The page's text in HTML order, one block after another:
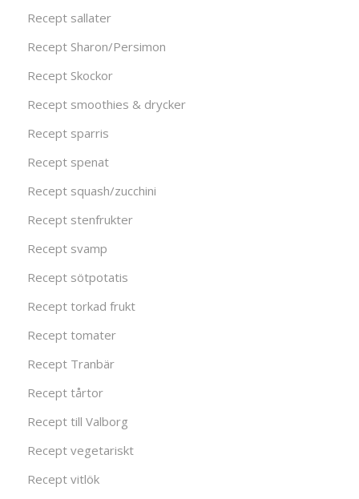
Recept sallater
Recept Sharon/Persimon
Recept Skockor
Recept smoothies & drycker
Recept sparris
Recept spenat
Recept squash/zucchini
Recept stenfrukter
Recept svamp
Recept sötpotatis
Recept torkad frukt
Recept tomater
Recept Tranbär
Recept tårtor
Recept till Valborg
Recept vegetariskt
Recept vitlök